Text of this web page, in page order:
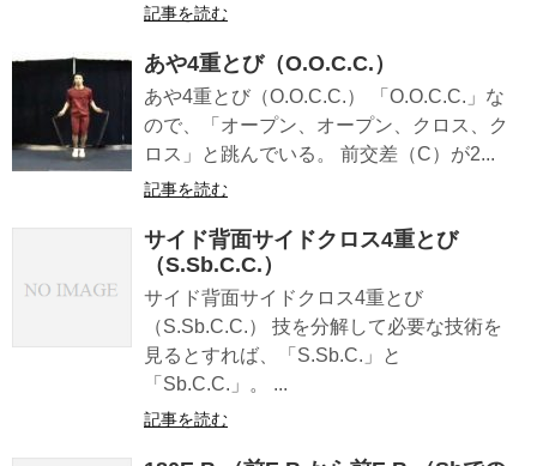
記事を読む
あや4重とび（O.O.C.C.）
あや4重とび（O.O.C.C.） 「O.O.C.C.」な
ので、「オープン、オープン、クロス、ク
ロス」と跳んでいる。 前交差（C）が2...
記事を読む
サイド背面サイドクロス4重とび
（S.Sb.C.C.）
サイド背面サイドクロス4重とび
（S.Sb.C.C.） 技を分解して必要な技術を
見るとすれば、「S.Sb.C.」と
「Sb.C.C.」。 ...
記事を読む